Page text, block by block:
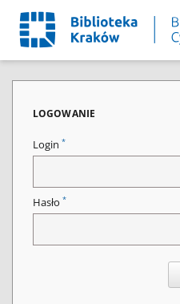
LOGOWANIE
Login *
Hasło *